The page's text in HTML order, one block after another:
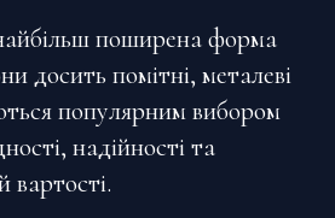
поширена форма
досить помітні, металеві
популярним вибором
надійності та
вартості.